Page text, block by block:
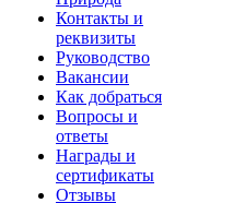
Контакты и
реквизиты
Руководство
Вакансии
Как добраться
Вопросы и
ответы
Награды и
сертификаты
Отзывы